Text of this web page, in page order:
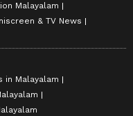
Malayalam
& TV News
in Malayalam